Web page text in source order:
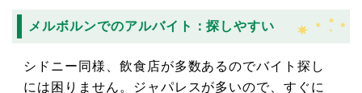
メルボルンでのアルバイト：探しやすい
シドニー同様、飲食店が多数あるのでバイト探し
には困りません。ジャパレスが多いので、すぐに